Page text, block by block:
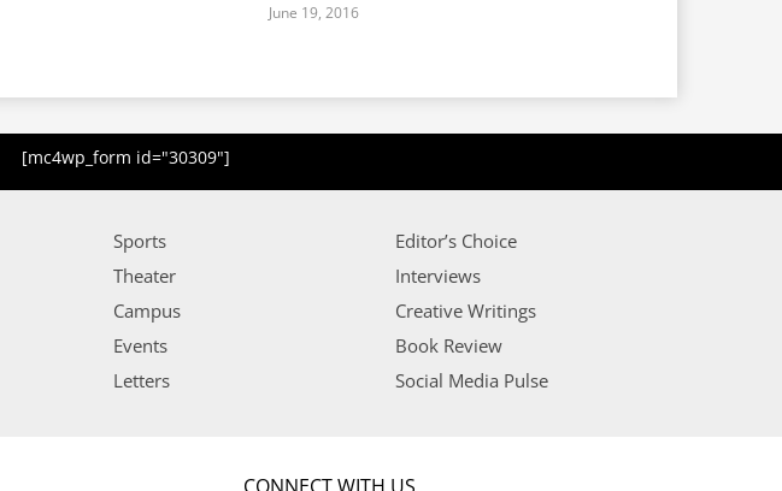
June 19, 2016
[mc4wp_form id="30309"]
Sports
Theater
Campus
Events
Letters
Editor’s Choice
Interviews
Creative Writings
Book Review
Social Media Pulse